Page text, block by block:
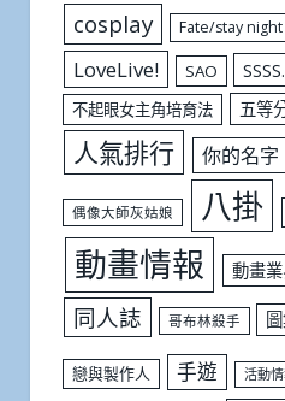
cosplay Fate/stay night
LoveLive! SAO
不起眼女主角培育法 五等
人氣排行 你的名字
偶像大師灰姑娘 八掛
動畫情報 動畫
同人誌 哥布林殺手
戀與製作人 手遊 活動